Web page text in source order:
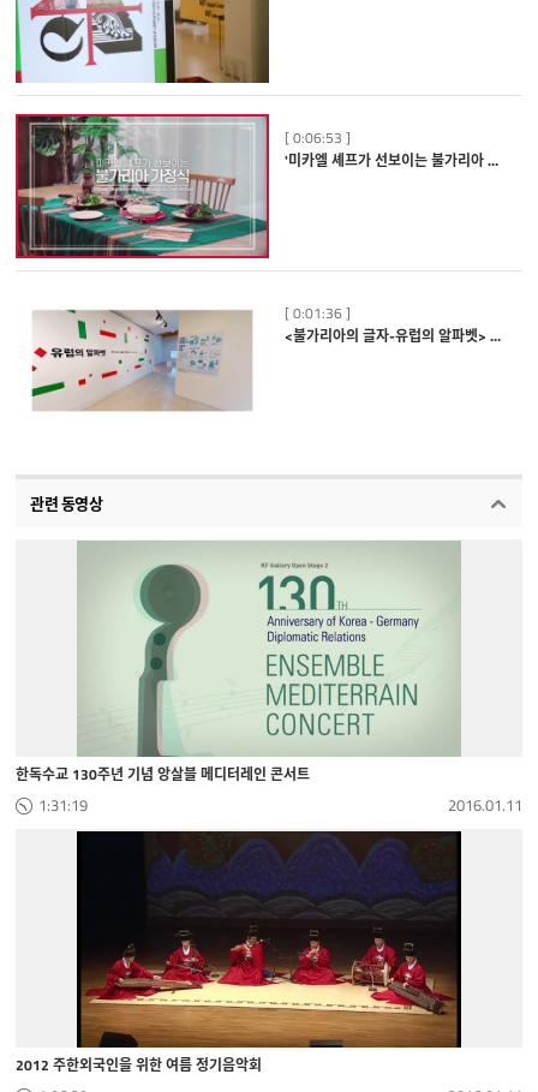
[ 0:06:53 ]
'미카엘 셰프가 선보이는 불가리아 가정식' Bulgarian Home Cooking Introduction by Chef Michael_고화질
[ 0:01:36 ]
<불가리아의 글자-유럽의 알파벳> 展 VR
관련 동영상
한독수교 130주년 기념 앙살블 메디터레인 콘서트
1:31:19 2016.01.11
2012 주한외국인을 위한 여름 정기음악회